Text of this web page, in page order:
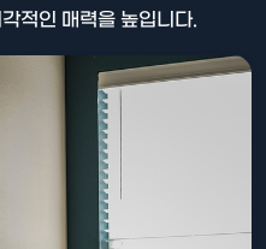
적인 매력을 높입니다.